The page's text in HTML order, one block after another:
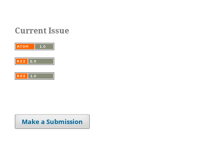
Current Issue
Make a Submission